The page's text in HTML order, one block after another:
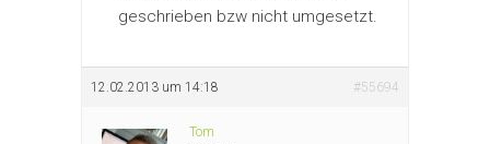
geschrieben bzw nicht umgesetzt.
12.02.2013 um 14:18 #55694
Tom